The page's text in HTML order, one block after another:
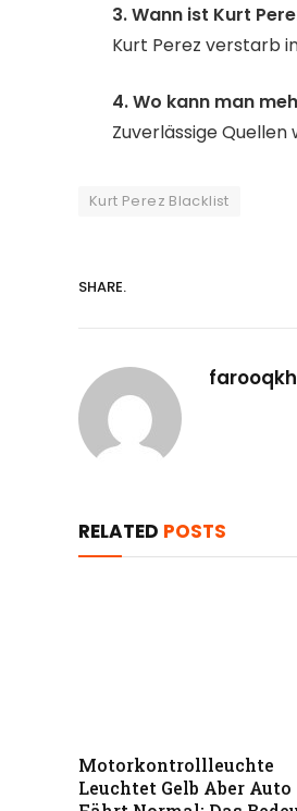
3. Wann ist Kurt
Kurt Perez verstarb
4. Wo kann man
Zuverlässige Quellen
Kurt Perez Blacklist
SHARE.
RELATED POSTS
Motorkontrollleuchte
Leuchtet Gelb Aber Auto